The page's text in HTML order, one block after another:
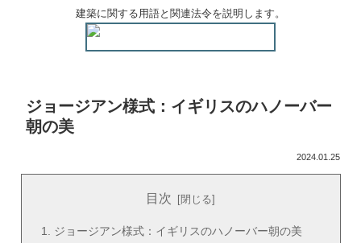
建築に関する用語と関連法令を説明します。
ジョージアン様式：イギリスのハノーバー
朝の美
2024.01.25
目次
ジョージアン様式：イギリスのハノーバー朝の美